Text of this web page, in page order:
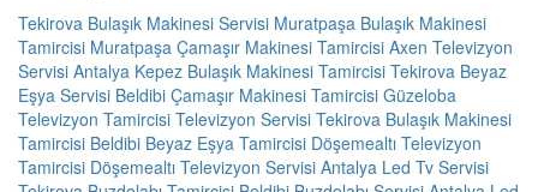
Tekirova Bulaşık Makinesi Servisi Muratpaşa Bulaşık Makinesi
Tamircisi Muratpaşa Çamaşır Makinesi Tamircisi Axen Televizyon
Servisi Antalya Kepez Bulaşık Makinesi Tamircisi Tekirova Beyaz
Eşya Servisi Beldibi Çamaşır Makinesi Tamircisi Güzeloba
Televizyon Tamircisi Televizyon Servisi Tekirova Bulaşık Makinesi
Tamircisi Beldibi Beyaz Eşya Tamircisi Döşemealtı Televizyon
Tamircisi Döşemealtı Televizyon Servisi Antalya Led Tv Servisi